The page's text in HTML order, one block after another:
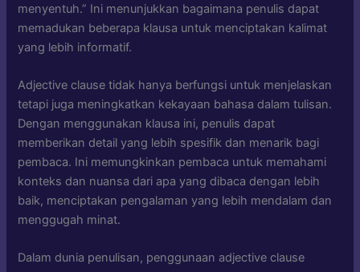
menyentuh.” Ini menunjukkan bagaimana penulis dapat
memadukan beberapa klausa untuk menciptakan kalimat
yang lebih informatif.
Adjective clause tidak hanya berfungsi untuk menjelaskan
tetapi juga meningkatkan kekayaan bahasa dalam tulisan.
Dengan menggunakan klausa ini, penulis dapat
memberikan detail yang lebih spesifik dan menarik bagi
pembaca. Ini memungkinkan pembaca untuk memahami
konteks dan nuansa dari apa yang dibaca dengan lebih
baik, menciptakan pengalaman yang lebih mendalam dan
menggugah minat.
Dalam dunia penulisan, penggunaan adjective clause